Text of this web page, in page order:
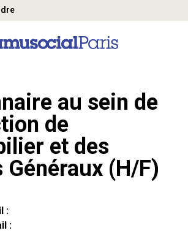
au sein de
de
et des
Généraux (H/F)
:
: